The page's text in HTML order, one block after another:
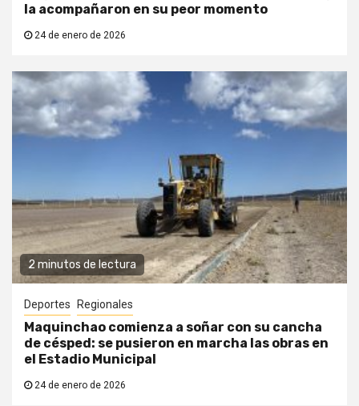
la acompañaron en su peor momento
24 de enero de 2026
2 minutos de lectura
Deportes Regionales
Maquinchao comienza a soñar con su cancha
de césped: se pusieron en marcha las obras en
el Estadio Municipal
24 de enero de 2026